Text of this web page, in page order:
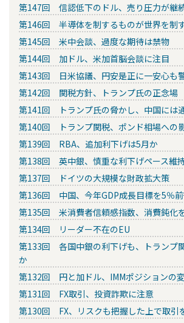
第147回 信認低下のドル、売り圧力が継
第146回 半導体を制するものが世界を制
第145回 米中会談、過度な期待は禁物
第144回 加ドル、米加首脳会談に注目
第143回 日米協議、円安是正に一安心も
第142回 関税方針、トランプ氏の正念場
第141回 トランプ氏の脅かし、中国には
第140回 トランプ関税、ポンド相場への
第139回 RBA、追加利下げは5月か
第138回 英中銀、慎重な利下げペース維
第137回 ドイツの大規模な財政拡大策
第136回 中国、今年GDP成長目標を5％
第135回 米消費者信頼感指数、消費鈍化
第134回 リーダー不在のEU
第133回 各国中銀の利下げも、トランプ
か
第132回 円と加ドル、IMMポジションの
第131回 FX取引、投資詐欺に注意
第130回 FX、リスクも把握した上で取引